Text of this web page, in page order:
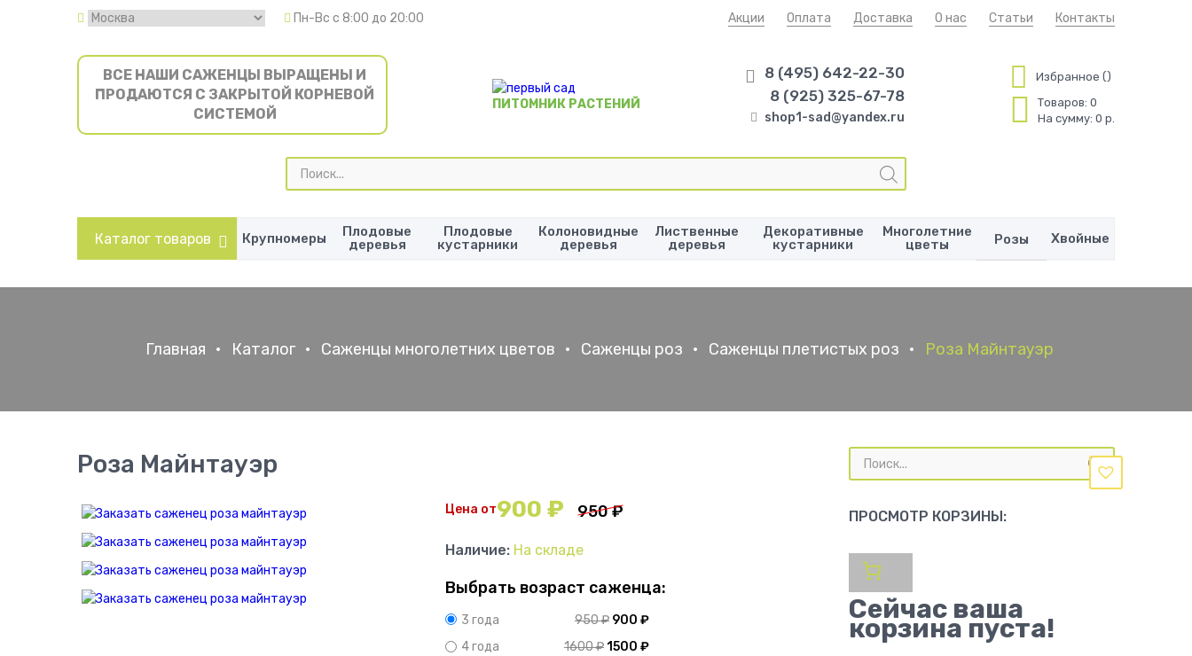
Пн-Вс с 8:00 до 20:00 Акции Оплата Доставка О нас Статьи Контакты
ВСЕ НАШИ САЖЕНЦЫ ВЫРАЩЕНЫ И
ПРОДАЮТСЯ С ЗАКРЫТОЙ КОРНЕВОЙ
СИСТЕМОЙ
ПИТОМНИК РАСТЕНИЙ
8 (495) 642-22-30
8 (925) 325-67-78
shop1-sad@yandex.ru
Избранное
Товаров: 0
На сумму: 0 р.
Поиск
товаров
Каталог товаров Крупномеры
Плодовые
деревья
Плодовые
кустарники
Колоновидные
деревья
Лиственные
деревья
Декоративные
кустарники
Многолетние
цветы
Розы Хвойные
Главная • Каталог • Саженцы многолетних цветов • Саженцы роз • Саженцы плетистых роз • Роза Майнтауэр
Роза Майнтауэр
Цена от 950₽
900 ₽
Наличие: На складе
Выбрать возраст саженца:
3 года 950₽ 900 ₽
4 года
1600₽1500 ₽
Поиск
товаров
ПРОСМОТР КОРЗИНЫ:
Сейчас ваша
корзина пуста!